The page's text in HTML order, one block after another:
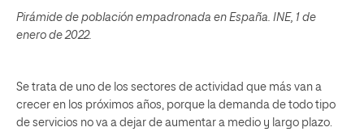
Pirámide de población empadronada en España. INE, 1 de
enero de 2022.
Se trata de uno de los sectores de actividad que más van a
crecer en los próximos años, porque la demanda de todo tipo
de servicios no va a dejar de aumentar a medio y largo plazo.